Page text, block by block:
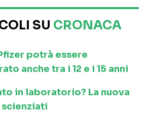
SU CRONACA
potrà essere
anche tra i 12 e i 15 anni
in laboratorio? La nuova